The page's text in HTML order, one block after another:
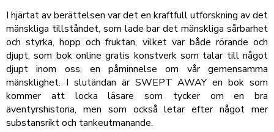
I hjärtat av berättelsen var det en kraftfull utforskning av det
mänskliga tillståndet, som lade bar det mänskliga sårbarhet
och styrka, hopp och fruktan, vilket var både rörande och
djupt, som bok online gratis konstverk som talar till något
djupt inom oss, en påminnelse om vår gemensamma
mänsklighet. I slutändan är SWEPT AWAY en bok som
kommer att locka läsare som tycker om en bra
äventyrshistoria, men som också letar efter något mer
substansrikt och tankeutmanande.